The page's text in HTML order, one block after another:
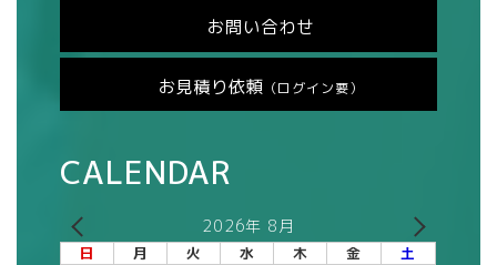
お問い合わせ
お見積り依頼 （ログイン要）
CALENDAR
2026年 8月
日 月 火 水 木 金 土